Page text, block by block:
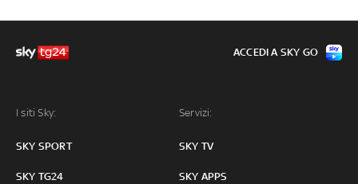
I siti Sky:
SKY SPORT
SKY TG24
Servizi:
SKY TV
SKY APPS
ACCEDI A SKY GO